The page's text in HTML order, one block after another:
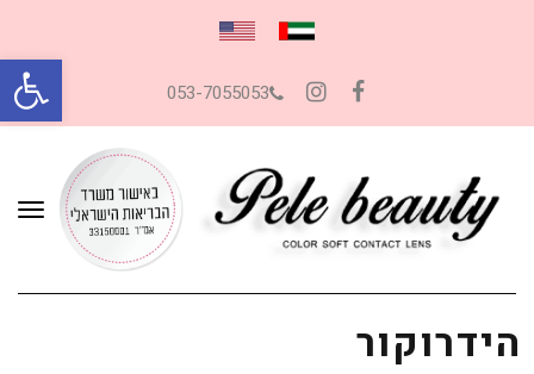
פתח 053-7055053
הידרוקור